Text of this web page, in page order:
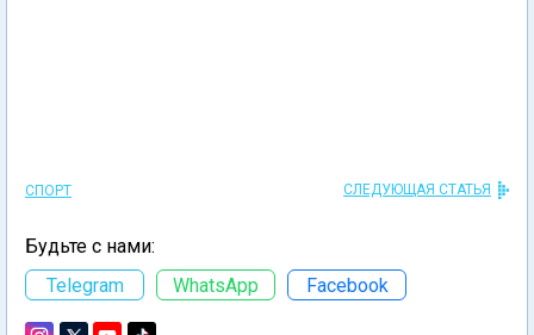
СПОРТ СЛЕДУЮЩАЯ СТАТЬЯ
Будьте с нами:
Telegram
WhatsApp Facebook